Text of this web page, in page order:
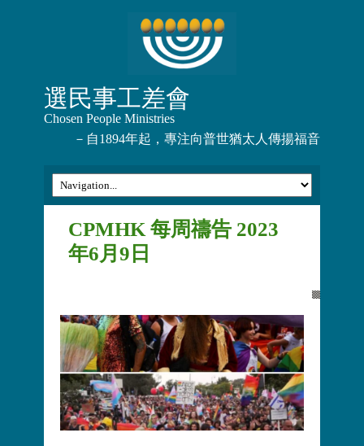
選民事工差會
Chosen People Ministries
－自1894年起，專注向普世猶太人傳揚福音
CPMHK 每周禱告 2023
年6月9日